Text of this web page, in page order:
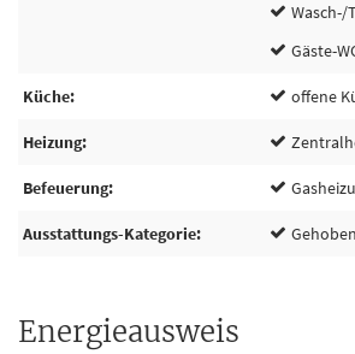
Wasch-/
Gäste-
Küche offene
Heizung
Befeuerung
Ausstattungs-Kategorie Gehoben
Energieausweis